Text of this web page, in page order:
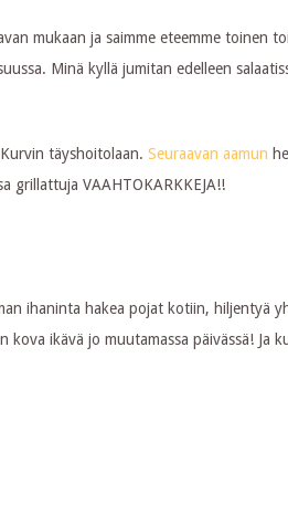
mukaan ja saimme eteemme toinen
Minä kyllä jumitan edelleen
täyshoitolaan.Seuraavan aamun
grillattuja VAAHTOKARKKEJA!!
ihaninta hakea pojat kotiin, hiljentyä
ikävä jo muutamassa päivässä! Ja